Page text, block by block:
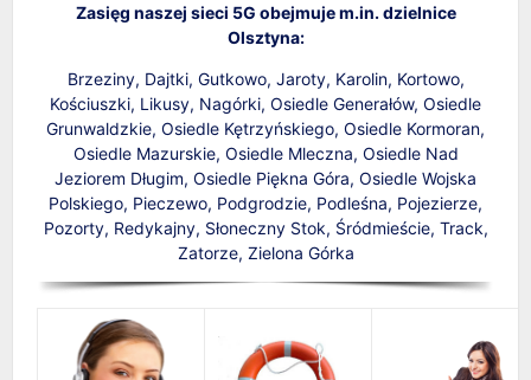
Zasięg naszej sieci 5G obejmuje m.in. dzielnice
Olsztyna:
Brzeziny, Dajtki, Gutkowo, Jaroty, Karolin, Kortowo,
Kościuszki, Likusy, Nagórki, Osiedle Generałów, Osiedle
Grunwaldzkie, Osiedle Kętrzyńskiego, Osiedle Kormoran,
Osiedle Mazurskie, Osiedle Mleczna, Osiedle Nad
Jeziorem Długim, Osiedle Piękna Góra, Osiedle Wojska
Polskiego, Pieczewo, Podgrodzie, Podleśna, Pojezierze,
Pozorty, Redykajny, Słoneczny Stok, Śródmieście, Track,
Zatorze, Zielona Górka